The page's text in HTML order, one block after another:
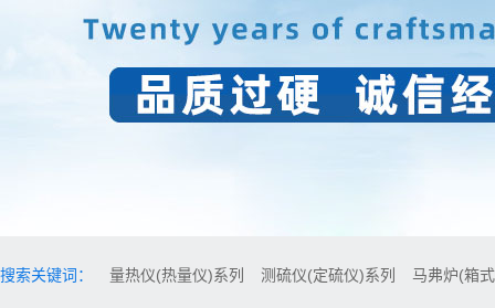
搜索关键词： 量热仪(热量仪)系列 测硫仪(定硫仪)系列 马弗炉(箱